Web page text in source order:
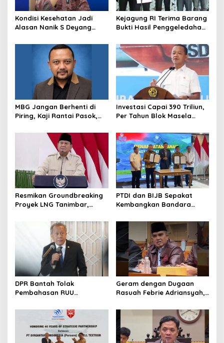
Kondisi Kesehatan Jadi
Alasan Nanik S Deyang
Tunjuk Wamentan
Sudaryono
Kejagung RI Terima Barang
Bukti Hasil Penggeledahan
Keaslian
MBG Jangan Berhenti di
Piring, Kaji Rantai Pasok,
Ekonomi Lokal
Investasi Capai 390 Triliun,
Per Tahun Blok Masela
Juta Ton LNG
Resmikan Groundbreaking
Proyek LNG Tanimbar,
Nantikan 28 Tahun
PTDI dan BIJB Sepakat
Kembangkan Bandara
Industri Kedirgantaraan
Nasional
DPR Bantah Tolak
Pembahasan RUU
Geram dengan Dugaan
Rasuah Febrie Adriansyah,
Jampidsus Dihukum Mati